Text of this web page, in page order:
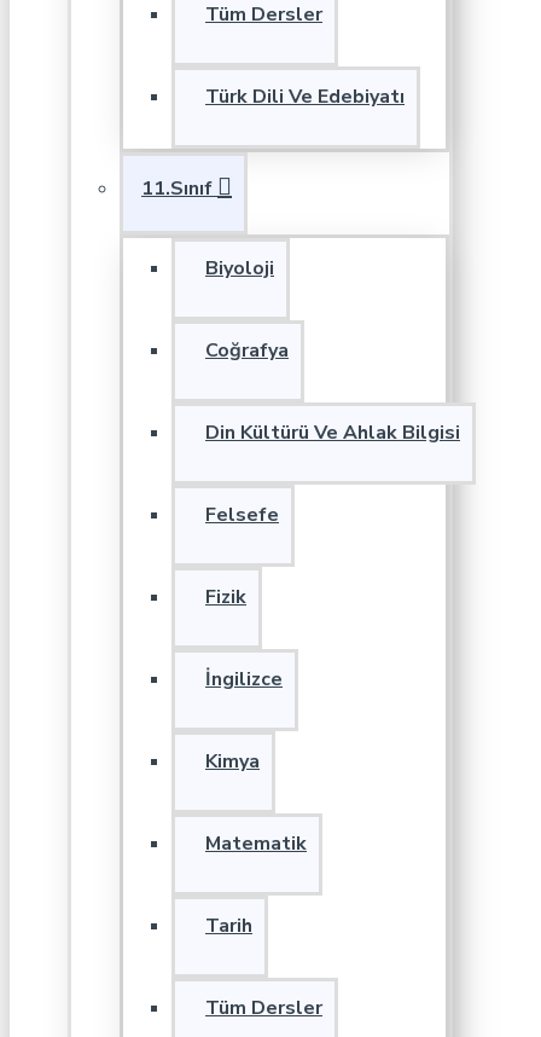
Tüm Dersler
Türk Dili Ve Edebiyatı
11.Sınıf
Biyoloji
Coğrafya
Din Kültürü Ve Ahlak Bilgisi
Felsefe
Fizik
İngilizce
Kimya
Matematik
Tarih
Tüm Dersler